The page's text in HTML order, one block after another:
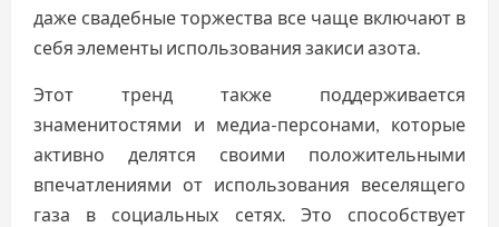
даже свадебные торжества все чаще включают в
себя элементы использования закиси азота.
Этот тренд также поддерживается
знаменитостями и медиа-персонами, которые
активно делятся своими положительными
впечатлениями от использования веселящего
газа в социальных сетях. Это способствует